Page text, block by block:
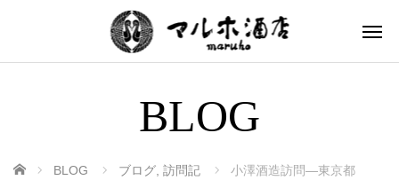
BLOG
ホーム BLOG ブログ 訪問記 小澤酒造訪問―東京都